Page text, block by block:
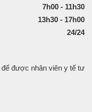
7h00 - 11h30
13h30 - 17h00
24/24
để được nhân viên y tế tư